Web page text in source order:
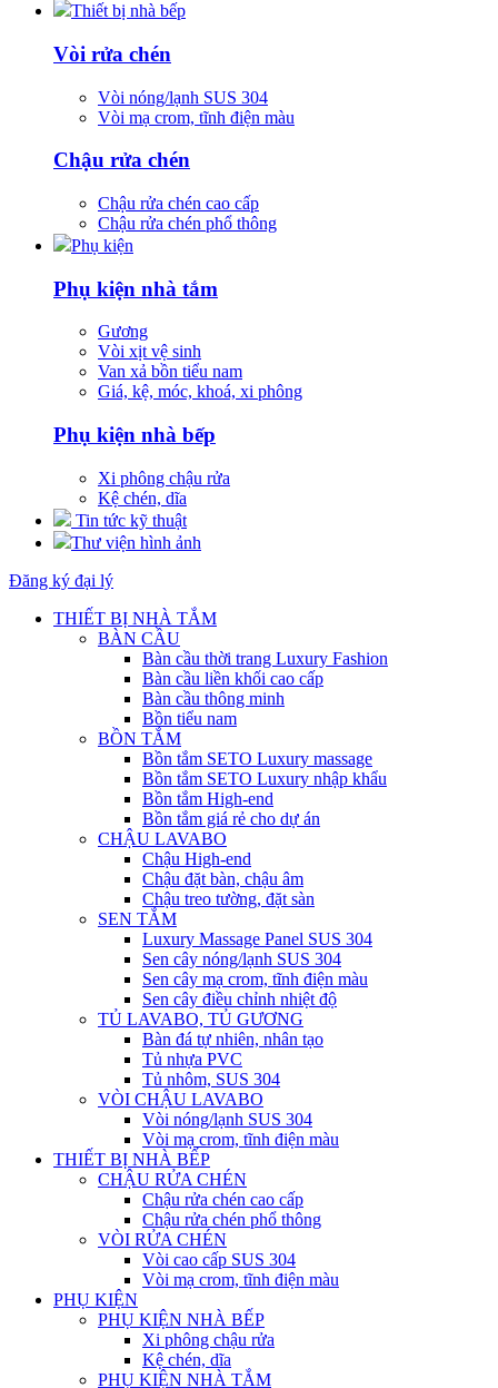
Thiết bị nhà bếp
Vòi rửa chén
Vòi nóng/lạnh SUS 304
Vòi mạ crom, tĩnh điện màu
Chậu rửa chén
Chậu rửa chén cao cấp
Chậu rửa chén phổ thông
Phụ kiện
Phụ kiện nhà tắm
Gương
Vòi xịt vệ sinh
Van xả bồn tiểu nam
Giá, kệ, móc, khoá, xi phông
Phụ kiện nhà bếp
Xi phông chậu rửa
Kệ chén, dĩa
Tin tức kỹ thuật
Thư viện hình ảnh
Đăng ký đại lý
THIẾT BỊ NHÀ TẮM
BÀN CẦU
Bàn cầu thời trang Luxury Fashion
Bàn cầu liền khối cao cấp
Bàn cầu thông minh
Bồn tiểu nam
BỒN TẮM
Bồn tắm SETO Luxury massage
Bồn tắm SETO Luxury nhập khẩu
Bồn tắm High-end
Bồn tắm giá rẻ cho dự án
CHẬU LAVABO
Chậu High-end
Chậu đặt bàn, chậu âm
Chậu treo tường, đặt sàn
SEN TẮM
Luxury Massage Panel SUS 304
Sen cây nóng/lạnh SUS 304
Sen cây mạ crom, tĩnh điện màu
Sen cây điều chỉnh nhiệt độ
TỦ LAVABO, TỦ GƯƠNG
Bàn đá tự nhiên, nhân tạo
Tủ nhựa PVC
Tủ nhôm, SUS 304
VÒI CHẬU LAVABO
Vòi nóng/lạnh SUS 304
Vòi mạ crom, tĩnh điện màu
THIẾT BỊ NHÀ BẾP
CHẬU RỬA CHÉN
Chậu rửa chén cao cấp
Chậu rửa chén phổ thông
VÒI RỬA CHÉN
Vòi cao cấp SUS 304
Vòi mạ crom, tĩnh điện màu
PHỤ KIỆN
PHỤ KIỆN NHÀ BẾP
Xi phông chậu rửa
Kệ chén, dĩa
PHỤ KIỆN NHÀ TẮM